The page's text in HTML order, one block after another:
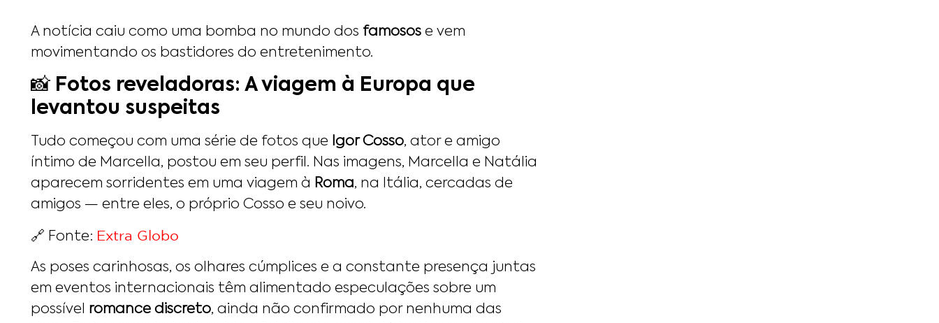
A notícia caiu como uma bomba no mundo dos famosos e vem
movimentando os bastidores do entretenimento.
📸 Fotos reveladoras: A viagem à Europa que
levantou suspeitas
Tudo começou com uma série de fotos que Igor Cosso, ator e amigo
íntimo de Marcella, postou em seu perfil. Nas imagens, Marcella e Natália
aparecem sorridentes em uma viagem à Roma, na Itália, cercadas de
amigos — entre eles, o próprio Cosso e seu noivo.
🔗 Fonte: Extra Globo
As poses carinhosas, os olhares cúmplices e a constante presença juntas
em eventos internacionais têm alimentado especulações sobre um
possível romance discreto, ainda não confirmado por nenhuma das